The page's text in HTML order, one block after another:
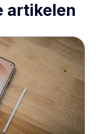
artikelen